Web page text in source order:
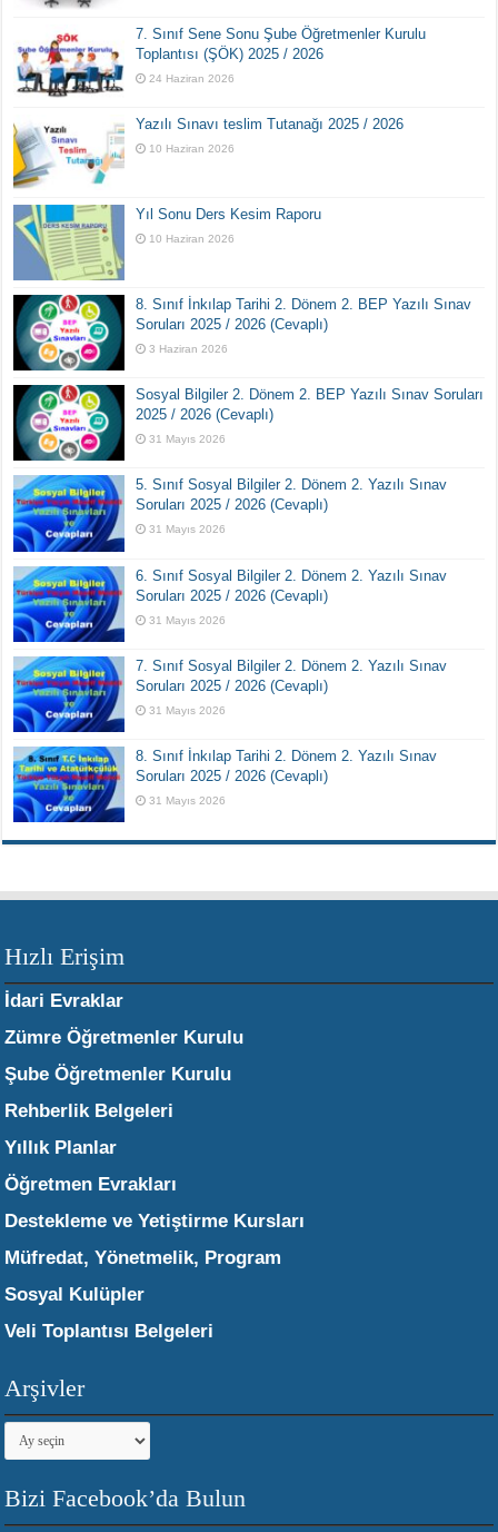
7. Sınıf Sene Sonu Şube Öğretmenler Kurulu
Toplantısı (ŞÖK) 2025 / 2026
24 Haziran 2026
Yazılı Sınavı teslim Tutanağı 2025 / 2026
10 Haziran 2026
Yıl Sonu Ders Kesim Raporu
10 Haziran 2026
8. Sınıf İnkılap Tarihi 2. Dönem 2. BEP Yazılı Sınav
Soruları 2025 / 2026 (Cevaplı)
3 Haziran 2026
Sosyal Bilgiler 2. Dönem 2. BEP Yazılı Sınav Soruları
2025 / 2026 (Cevaplı)
31 Mayıs 2026
5. Sınıf Sosyal Bilgiler 2. Dönem 2. Yazılı Sınav
Soruları 2025 / 2026 (Cevaplı)
31 Mayıs 2026
6. Sınıf Sosyal Bilgiler 2. Dönem 2. Yazılı Sınav
Soruları 2025 / 2026 (Cevaplı)
31 Mayıs 2026
7. Sınıf Sosyal Bilgiler 2. Dönem 2. Yazılı Sınav
Soruları 2025 / 2026 (Cevaplı)
31 Mayıs 2026
8. Sınıf İnkılap Tarihi 2. Dönem 2. Yazılı Sınav
Soruları 2025 / 2026 (Cevaplı)
31 Mayıs 2026
Hızlı Erişim
İdari Evraklar
Zümre Öğretmenler Kurulu
Şube Öğretmenler Kurulu
Rehberlik Belgeleri
Yıllık Planlar
Öğretmen Evrakları
Destekleme ve Yetiştirme Kursları
Müfredat, Yönetmelik, Program
Sosyal Kulüpler
Veli Toplantısı Belgeleri
Arşivler
Arşivler
Bizi Facebook’da Bulun